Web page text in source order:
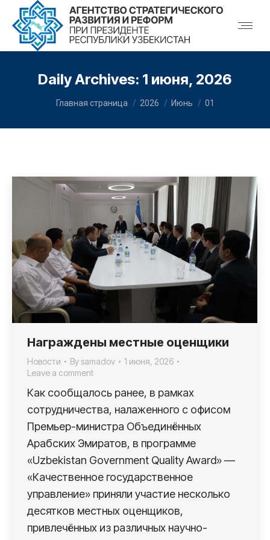
Daily Archives: 1 июня, 2026
You are here:
Главная страница 2026 Июнь 01
Награждены местные оценщики
Новости By samadov
1 июня, 2026
Leave a comment
Как сообщалось ранее, в рамках
сотрудничества, налаженного с офисом
Премьер-министра Объединённых
Арабских Эмиратов, в программе
«Uzbekistan Government Quality Award» —
«Качественное государственное
управление» приняли участие несколько
десятков местных оценщиков,
привлечённых из различных научно-